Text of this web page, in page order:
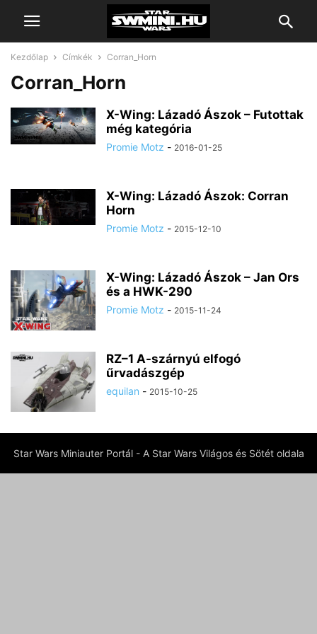
Kezdőlap Címkék Corran_Horn
Corran_Horn
X-Wing: Lázadó Ászok – Futottak
még kategória
Promie Motz - 2016-01-25
X-Wing: Lázadó Ászok: Corran
Horn
Promie Motz - 2015-12-10
X-Wing: Lázadó Ászok – Jan Ors
és a HWK-290
Promie Motz - 2015-11-24
RZ–1 A-szárnyú elfogó
űrvadászgép
equilan - 2015-10-25
Star Wars Miniauter Portál - A Star Wars Világos és Sötét oldala